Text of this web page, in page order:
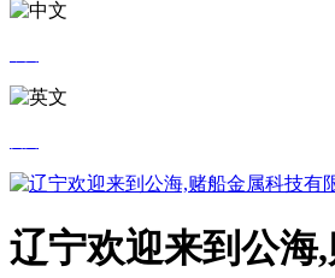
辽宁欢迎来到公海